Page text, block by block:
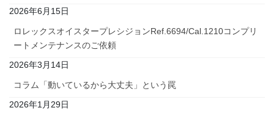
2026年6月15日
ロレックスオイスタープレシジョンRef.6694/Cal.1210コンプリ
ートメンテナンスのご依頼
2026年3月14日
コラム「動いているから大丈夫」という罠
2026年1月29日